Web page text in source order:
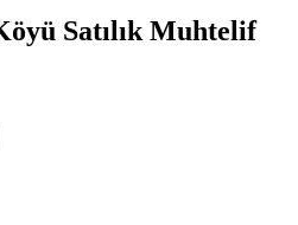
Satılık Muhtelif